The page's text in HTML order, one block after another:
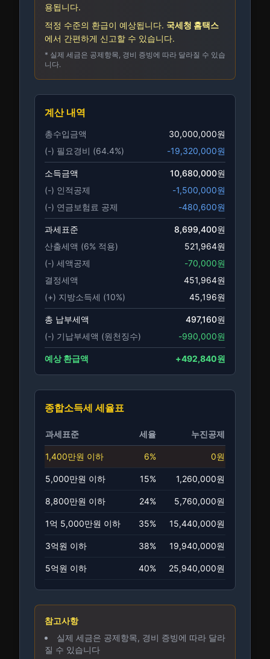
용됩니다.
적정 수준의 환급이 예상됩니다. 국세청 홈택스
에서 간편하게 신고할 수 있습니다.
* 실제 세금은 공제항목, 경비 증빙에 따라 달라질 수 있습
니다.
계산 내역
총수입금액 30,000,000원
(-) 필요경비 (64.4%) -19,320,000원
소득금액 10,680,000원
(-) 인적공제
-1,500,000원
(-) 연금보험료 공제
-480,600원
과세표준 8,699,400원
산출세액 (6% 적용) 521,964원
(-) 세액공제
-70,000원
결정세액
451,964원
(+) 지방소득세 (10%)
45,196원
총 납부세액 497,160원
(-) 기납부세액 (원천징수)
-990,000원
예상 환급액 +492,840원
종합소득세 세율표
과세표준 세율 누진공제
1,400만원 이하 6% 0원
5,000만원 이하 15% 1,260,000원
8,800만원 이하 24% 5,760,000원
1억 5,000만원 이하 35% 15,440,000원
3억원 이하 38% 19,940,000원
5억원 이하 40% 25,940,000원
참고사항
실제 세금은 공제항목, 경비 증빙에 따라 달라
질 수 있습니다